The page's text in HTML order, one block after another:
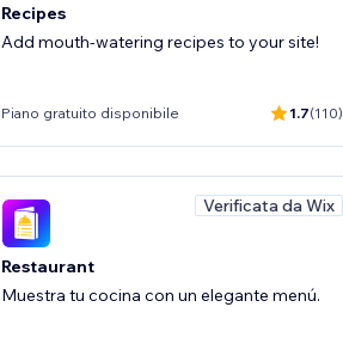
Recipes
Add mouth-watering recipes to your site!
Piano gratuito disponibile 1.7(110)
Verificata da Wix
Restaurant
Muestra tu cocina con un elegante menú.